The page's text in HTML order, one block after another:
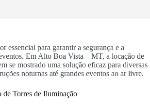
essencial para garantir a segurança e a
Em Alto Boa Vista – MT, a locação de
se mostrado uma solução eficaz para diversas
noturnas até grandes eventos ao ar livre.
de Torres de Iluminação